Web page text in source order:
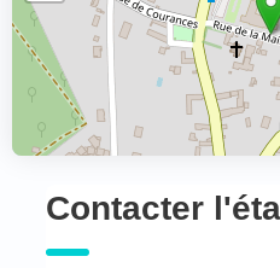
Contacter